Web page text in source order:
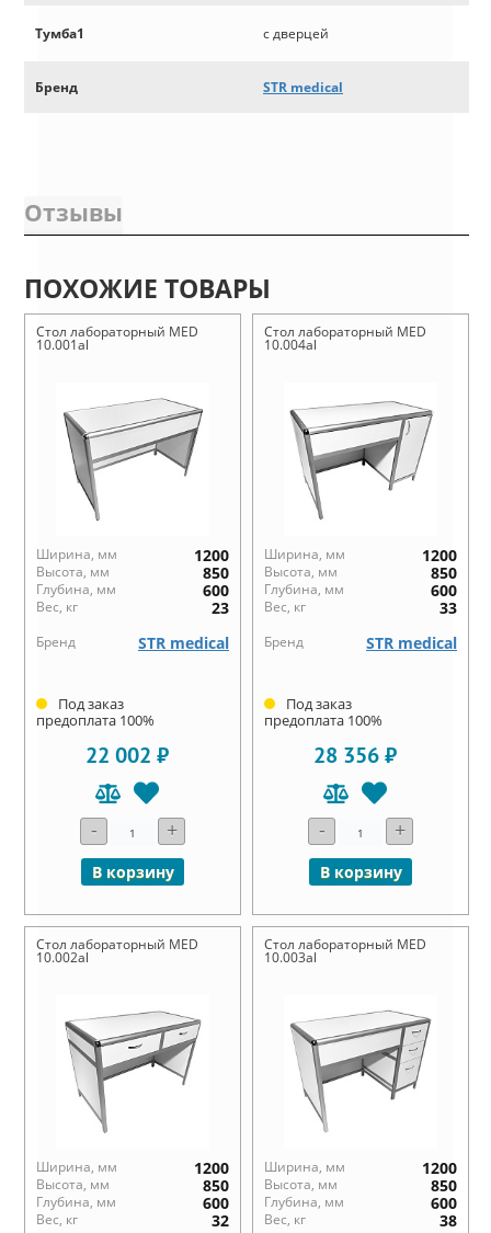
Тумба1 с дверцей
Бренд STR medical
Отзывы
ПОХОЖИЕ ТОВАРЫ
Стол лабораторный MED
10.001al
Ширина, мм 1200
Высота, мм 850
Глубина, мм 600
Вес, кг 23
Бренд STR medical
Под заказ
предоплата 100%
22 002 ₽
- +
В корзину
Стол лабораторный MED
10.004al
Ширина, мм 1200
Высота, мм 850
Глубина, мм 600
Вес, кг 33
Бренд STR medical
Под заказ
предоплата 100%
28 356 ₽
- +
В корзину
Стол лабораторный MED
10.002al
Ширина, мм 1200
Высота, мм 850
Глубина, мм 600
Вес, кг 32
Стол лабораторный MED
10.003al
Ширина, мм 1200
Высота, мм 850
Глубина, мм 600
Вес, кг 38